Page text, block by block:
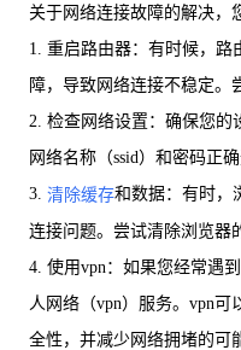
关于网络连接故障的解决，
1. 重启路由器：有时候，
障，导致网络连接不稳定。
2. 检查网络设置：确保您的
网络名称（ssid）和密码正确
3. 清除缓存和数据：有时，
连接问题。尝试清除浏览器
4. 使用vpn：如果您经常遇
人网络（vpn）服务。vpn
全性，并减少网络拥堵的可